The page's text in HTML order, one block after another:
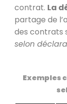
contrat. La
partage de
des contrats
selon
Exemples